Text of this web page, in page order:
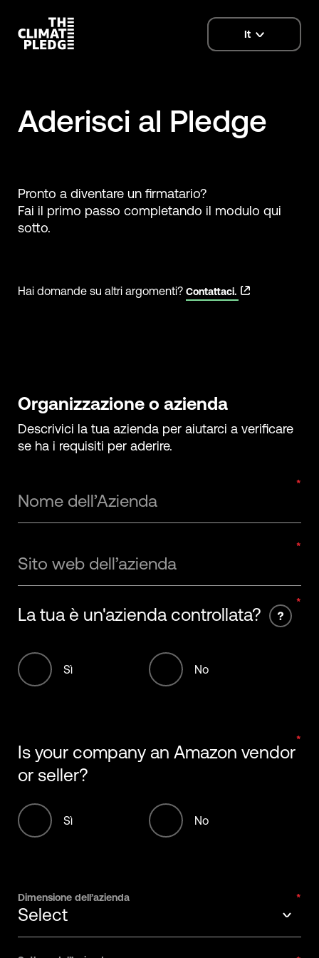
language
It
Aderisci al Pledge
Pronto a diventare un firmatario?
Fai il primo passo completando il modulo qui
sotto.
Hai domande su altri argomenti? Contattaci.
Organizzazione o azienda
Descrivici la tua azienda per aiutarci a verificare
se ha i requisiti per aderire.
Nome dell’Azienda
Sito web dell’azienda
La tua è un'azienda controllata?
Sì No
Is your company an Amazon vendor
or seller?
Sì No
Dimensione dell’azienda
Select